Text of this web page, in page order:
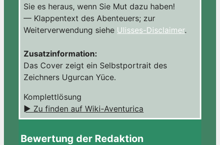
Sie es heraus, wenn Sie Mut dazu haben!
— Klappentext des Abenteuers; zur
Weiterverwendung siehe Ulisses-Disclaimer.
Zusatzinformation:
Das Cover zeigt ein Selbstportrait des
Zeichners Ugurcan Yüce.
Komplettlösung
► Zu finden auf Wiki-Aventurica
Bewertung der Redaktion